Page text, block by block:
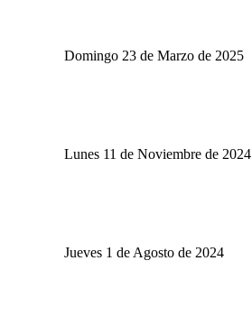
Domingo 23 de Marzo de 2025
Lunes 11 de Noviembre de 2024
Jueves 1 de Agosto de 2024